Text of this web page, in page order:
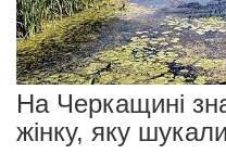
На Черкащині
жінку, яку